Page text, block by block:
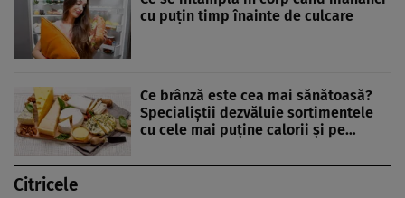
cu puțin timp înainte de culcare
Ce brânză este cea mai sănătoasă?
Specialiștii dezvăluie sortimentele
cu cele mai puține calorii și pe…
Citricele